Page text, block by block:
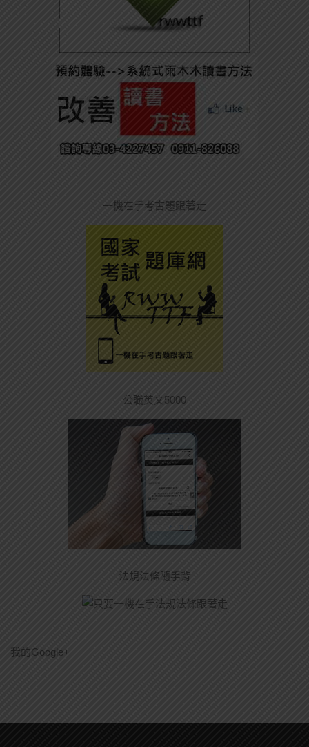
一機在手考古題跟著走
公職英文5000
法規法條隨手背
我的Google+